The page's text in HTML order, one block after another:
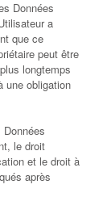
Données
a
que ce
peut être
longtemps
une obligation
le droit
et le droit à
après